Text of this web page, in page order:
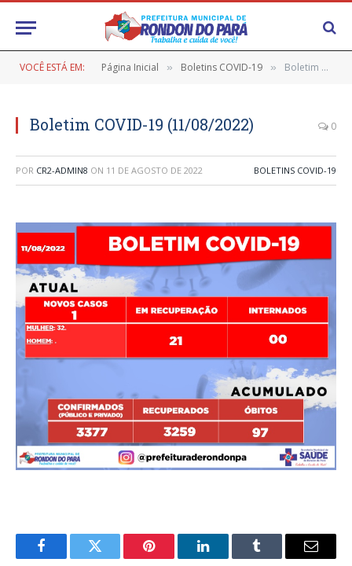
VOCÊ ESTÁ EM: Página Inicial » Boletins COVID-19 » Boletim COVID-19 (11/08/2022)
Boletim COVID-19 (11/08/2022) 0
POR CR2-ADMIN8 ON 11 DE AGOSTO DE 2022 BOLETINS COVID-19
FacebookTwitter Pinterest LinkedInTumblr
E-